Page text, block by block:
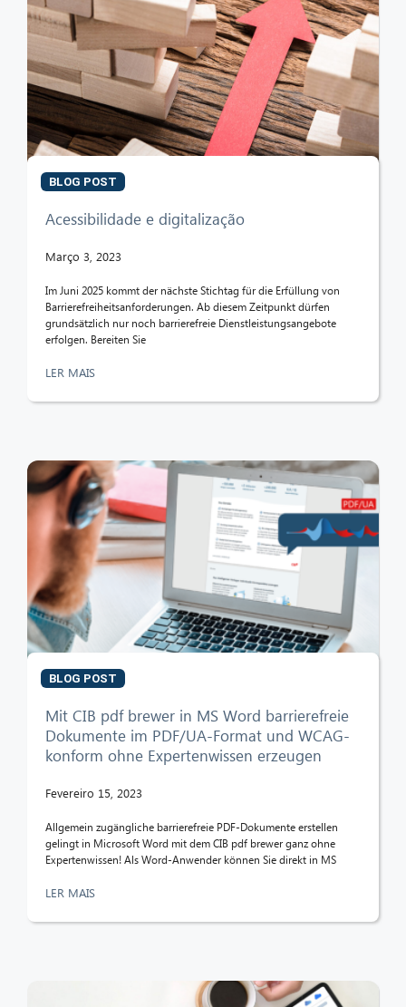
BLOG POST
Acessibilidade e digitalização
Março 3, 2023
Im Juni 2025 kommt der nächste Stichtag für die Erfüllung von
Barrierefreiheitsanforderungen. Ab diesem Zeitpunkt dürfen
grundsätzlich nur noch barrierefreie Dienstleistungsangebote
erfolgen. Bereiten Sie
LER MAIS
BLOG POST
Mit CIB pdf brewer in MS Word barrierefreie
Dokumente im PDF/UA-Format und WCAG-
konform ohne Expertenwissen erzeugen
Fevereiro 15, 2023
Allgemein zugängliche barrierefreie PDF-Dokumente erstellen
gelingt in Microsoft Word mit dem CIB pdf brewer ganz ohne
Expertenwissen! Als Word-Anwender können Sie direkt in MS
LER MAIS
CIB AI ChatBot
Olá! O que posso fazer por si?